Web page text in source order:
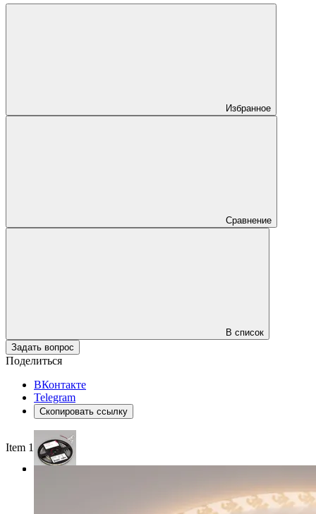
Избранное
Сравнение
В список
Задать вопрос
Поделиться
ВКонтакте
Telegram
Скопировать ссылку
Item 1 of 3